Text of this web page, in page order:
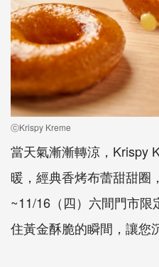
ⓒKrispy Kreme
當天氣漸漸轉涼，Krispy
暖，經典香烤布蕾甜甜圈
~11/16（四）六間門市限
住黃金酥脆的瞬間，讓您